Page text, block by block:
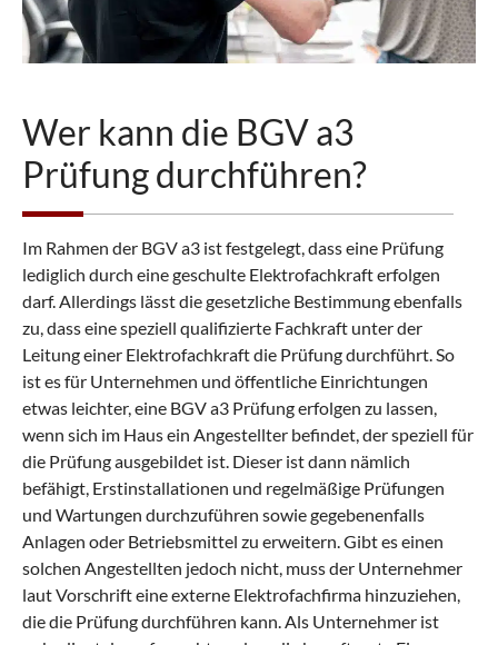
Wer kann die BGV a3
Prüfung durchführen?
Im Rahmen der BGV a3 ist festgelegt, dass eine Prüfung
lediglich durch eine geschulte Elektrofachkraft erfolgen
darf. Allerdings lässt die gesetzliche Bestimmung ebenfalls
zu, dass eine speziell qualifizierte Fachkraft unter der
Leitung einer Elektrofachkraft die Prüfung durchführt. So
ist es für Unternehmen und öffentliche Einrichtungen
etwas leichter, eine BGV a3 Prüfung erfolgen zu lassen,
wenn sich im Haus ein Angestellter befindet, der speziell für
die Prüfung ausgebildet ist. Dieser ist dann nämlich
befähigt, Erstinstallationen und regelmäßige Prüfungen
und Wartungen durchzuführen sowie gegebenenfalls
Anlagen oder Betriebsmittel zu erweitern. Gibt es einen
solchen Angestellten jedoch nicht, muss der Unternehmer
laut Vorschrift eine externe Elektrofachfirma hinzuziehen,
die die Prüfung durchführen kann. Als Unternehmer ist